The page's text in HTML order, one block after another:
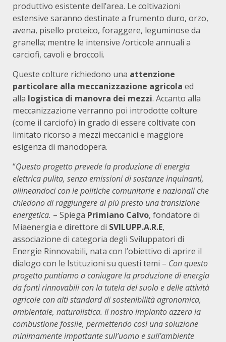
produttivo esistente dell’area. Le coltivazioni
estensive saranno destinate a frumento duro, orzo,
avena, pisello proteico, foraggere, leguminose da
granella; mentre le intensive /orticole annuali a
carciofi, cavoli e broccoli.
Queste colture richiedono una attenzione
particolare alla meccanizzazione agricola ed
alla logistica di manovra dei mezzi. Accanto alla
meccanizzazione verranno poi introdotte colture
(come il carciofo) in grado di essere coltivate con
limitato ricorso a mezzi meccanici e maggiore
esigenza di manodopera.
“Questo progetto prevede la produzione di energia
elettrica pulita, senza emissioni di sostanze inquinanti,
allineandoci con le politiche comunitarie e nazionali che
chiedono di raggiungere al più presto una transizione
energetica. – Spiega Primiano Calvo, fondatore di
Miaenergia e direttore di SVILUPP.A.R.E,
associazione di categoria degli Sviluppatori di
Energie Rinnovabili, nata con l’obiettivo di aprire il
dialogo con le Istituzioni su questi temi – Con questo
progetto puntiamo a coniugare la produzione di energia
da fonti rinnovabili con la tutela del suolo e delle attività
agricole con alti standard di sostenibilità agronomica,
ambientale, naturalistica. Il nostro impianto azzera la
combustione fossile, permettendo così una soluzione
minimamente impattante sull’uomo e sull’ambiente